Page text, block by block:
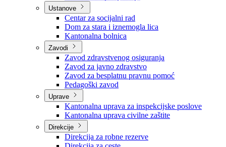
Služba za odnose s javnošću
Služba za zajedničke poslove
Služba za zapošljavanje
Ustanove
Centar za socijalni rad
Dom za stara i iznemogla lica
Kantonalna bolnica
Zavodi
Zavod zdravstvenog osiguranja
Zavod za javno zdravstvo
Zavod za besplatnu pravnu pomoć
Pedagoški zavod
Uprave
Kantonalna uprava za inspekcijske poslove
Kantonalna uprava civilne zaštite